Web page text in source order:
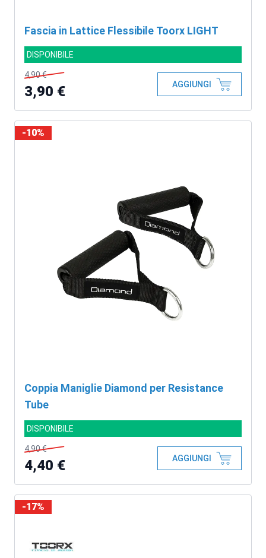
Fascia in Lattice Flessibile Toorx LIGHT
DISPONIBILE
4,90 €
3,90 € AGGIUNGI
Coppia Maniglie Diamond per Resistance
Tube
DISPONIBILE
-10%
4,90 €
4,40 € AGGIUNGI
-17%